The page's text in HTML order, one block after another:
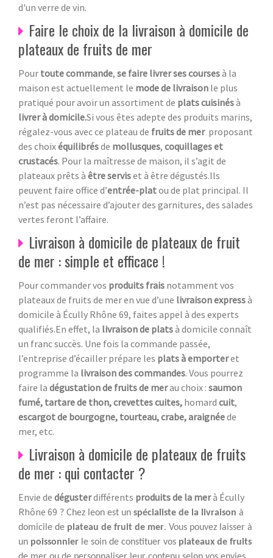
d'un verre de vin.
Faire le choix de la livraison à domicile de
plateaux de fruits de mer
Pour toute commande, se faire livrer ses coursesà la
maison est actuellement le mode de livraison le plus
pratiqué pour avoir un assortiment de plats cuisinésà
livrer à domicile.Si vous êtes adepte des produits marins,
régalez-vous avec ce plateau de fruits de mer proposant
des choixéquilibrésde mollusques, coquillages et
crustacés. Pour la maîtresse de maison, il s’agit de
plateaux prêts à être serviset à être dégustés.Ils
peuvent faire office d’entrée-platou de plat principal. Il
n’est pas nécessaire d’ajouter des garnitures, des salades
vertes feront l’affaire.
Livraison à domicile de plateaux de fruit
de mer : simple et efficace !
Pour commander vos produits frais notamment vos
plateaux de fruits de mer en vue d’une livraison expressà
domicile à Écully Rhône 69, faites appel à des experts
qualifiés.En effet, la livraison de platsà domicile connaît
un franc succès. Une fois la commande passée,
l’entreprise d’écailler prépare les plats à emporteret
programme la livraison des commandes. Vous pourrez
faire la dégustation de fruits de merau choix : saumon
fumé, tartare de thon, crevettes cuites, homard cuit,
escargot de bourgogne, tourteau, crabe, araignéede
mer, etc.
Livraison à domicile de plateaux de fruits
de mer : qui contacter ?
Envie de dégusterdifférents produits de la merà Écully
Rhône 69 ? Chez leon est un spécialiste de la livraison à
domicile de plateau de fruit de mer. Vous pouvez laisser à
un poissonnier le soin de constituer vos plateaux de fruits